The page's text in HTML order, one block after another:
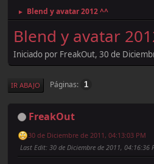
► Blend y avatar 2012 ^^
Blend y avatar
Iniciado por FreakOut, 30 de
IR ABAJO Páginas 1
FreakOut
30 de Diciembre de 2011, 04:13:03 PM
Last Edit: 30 de Diciembre de 2011, 04:16:36